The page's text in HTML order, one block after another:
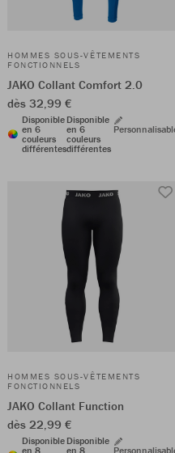
HOMMES SOUS-VÊTEMENTS
FONCTIONNELS
JAKO Collant Comfort 2.0
dès 32,99 €
Disponible
en 6
couleurs
différentes
Disponible
en 6
couleurs
différentes
HOMMES SOUS-VÊTEMENTS
FONCTIONNELS
JAKO Collant Function
dès 22,99 €
Disponible
en 8
Disponible
en 8